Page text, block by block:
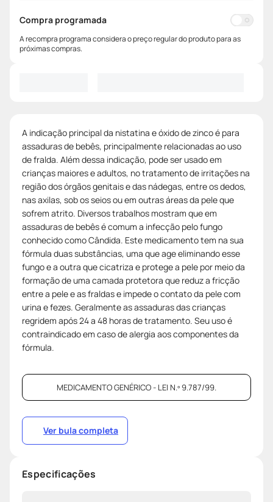
Compra programada
A recompra programa considera o preço regular do produto para as
próximas compras.
A indicação principal da nistatina e óxido de zinco é para
assaduras de bebês, principalmente relacionadas ao uso
de fralda. Além dessa indicação, pode ser usado em
crianças maiores e adultos, no tratamento de irritações na
região dos órgãos genitais e das nádegas, entre os dedos,
nas axilas, sob os seios ou em outras áreas da pele que
sofrem atrito. Diversos trabalhos mostram que em
assaduras de bebês é comum a infecção pelo fungo
conhecido como Cândida. Este medicamento tem na sua
fórmula duas substâncias, uma que age eliminando esse
fungo e a outra que cicatriza e protege a pele por meio da
formação de uma camada protetora que reduz a fricção
entre a pele e as fraldas e impede o contato da pele com
urina e fezes. Geralmente as assaduras das crianças
regridem após 24 a 48 horas de tratamento. Seu uso é
contraindicado em caso de alergia aos componentes da
fórmula.
MEDICAMENTO GENÉRICO - LEI N.º 9.787/99.
Ver bula completa
Especificações